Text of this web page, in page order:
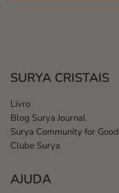
SURYA CRISTAIS
Livro
Blog Surya Journal
Surya Community for Good
Clube Surya
AJUDA